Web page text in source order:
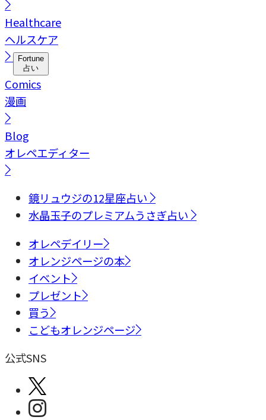
Healthcare
ヘルスケア
Fortune
占い
Comics
漫画
Blog
オレペエディター
鏡リュウジの12星座占い
水晶玉子のプレミアムうさぎ占い
オレペデイリー
オレンジページの本
イベント
プレゼント
買う
こどもオレンジページ
公式SNS